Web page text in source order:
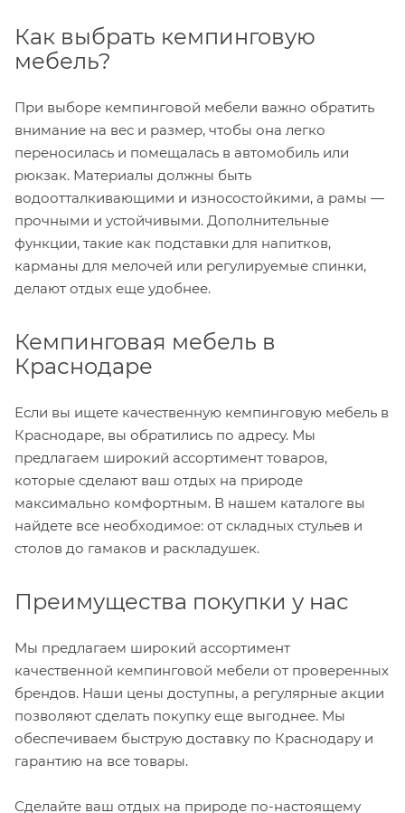
Как выбрать кемпинговую
мебель?
При выборе кемпинговой мебели важно обратить
внимание на вес и размер, чтобы она легко
переносилась и помещалась в автомобиль или
рюкзак. Материалы должны быть
водоотталкивающими и износостойкими, а рамы —
прочными и устойчивыми. Дополнительные
функции, такие как подставки для напитков,
карманы для мелочей или регулируемые спинки,
делают отдых еще удобнее.
Кемпинговая мебель в
Краснодаре
Если вы ищете качественную кемпинговую мебель в
Краснодаре, вы обратились по адресу. Мы
предлагаем широкий ассортимент товаров,
которые сделают ваш отдых на природе
максимально комфортным. В нашем каталоге вы
найдете все необходимое: от складных стульев и
столов до гамаков и раскладушек.
Преимущества покупки у нас
Мы предлагаем широкий ассортимент
качественной кемпинговой мебели от проверенных
брендов. Наши цены доступны, а регулярные акции
позволяют сделать покупку еще выгоднее. Мы
обеспечиваем быструю доставку по Краснодару и
гарантию на все товары.
Сделайте ваш отдых на природе по-настоящему